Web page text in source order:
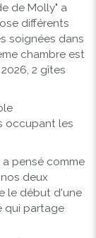
de Molly" a
différents
soignées dans
chambre est
2 gîtes
occupant les
pensé comme
deux
le début d'une
qui partage